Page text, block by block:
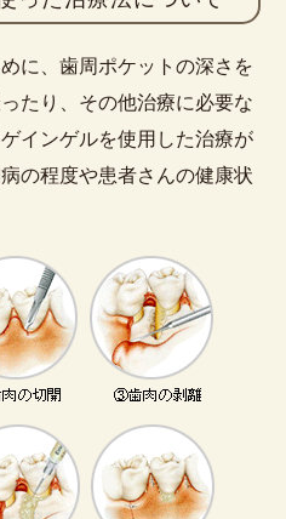
に、歯周ポケットの深さを
たり、その他治療に必要な
インゲルを使用した治療が
の程度や患者さんの健康状